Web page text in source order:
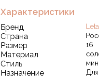
Характеристики
Бренд Leta
Страна
Размер 16
Материал
Стиль
Назначение